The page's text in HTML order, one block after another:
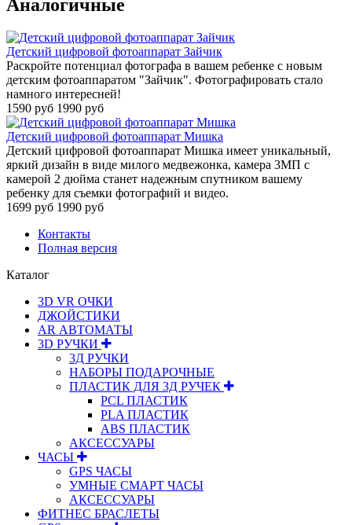
Аналогичные
Детский цифровой фотоаппарат Зайчик
Раскройте потенциал фотографа в вашем ребенке с новым
детским фотоаппаратом "Зайчик". Фотографировать стало
намного интересней!
1590 руб 1990 руб
Детский цифровой фотоаппарат Мишка
Детский цифровой фотоаппарат Мишка имеет уникальный,
яркий дизайн в виде милого медвежонка, камера 3МП с
камерой 2 дюйма станет надежным спутником вашему
ребенку для съемки фотографий и видео.
1699 руб 1990 руб
Контакты
Полная версия
Каталог
3D VR ОЧКИ
ДЖОЙСТИКИ
АR АВТОМАТЫ
3D РУЧКИ
3Д РУЧКИ
НАБОРЫ ПОДАРОЧНЫЕ
ПЛАСТИК ДЛЯ 3Д РУЧЕК
PCL ПЛАСТИК
PLA ПЛАСТИК
ABS ПЛАСТИК
АКСЕССУАРЫ
ЧАСЫ
GPS ЧАСЫ
УМНЫЕ СМАРТ ЧАСЫ
АКСЕССУАРЫ
ФИТНЕС БРАСЛЕТЫ